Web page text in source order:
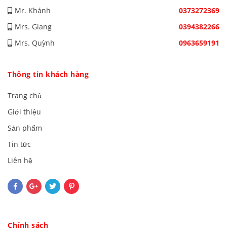
Mr. Khánh
0373272369
Mrs. Giang
0394382266
Mrs. Quỳnh
0963659191
Thông tin khách hàng
Trang chủ
Giới thiệu
Sản phẩm
Tin tức
Liên hệ
Chính sách